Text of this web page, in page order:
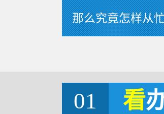
那么究竟怎样从
01 看